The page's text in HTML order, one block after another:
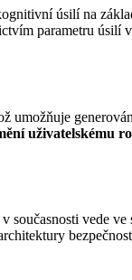
úsilí na
parametru úsilí
umožňuje
uživatelskému
v současnosti vede